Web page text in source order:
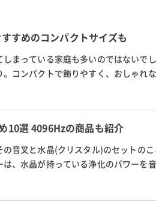
すめのコンパクトサイズも
まっている家庭も多いのではないで
コンパクトで飾りやすく、おしゃれ
10選 4096Hzの商品も紹介
音叉と水晶(クリスタル)のセットのこ
、水晶が持っている浄化のパワーを